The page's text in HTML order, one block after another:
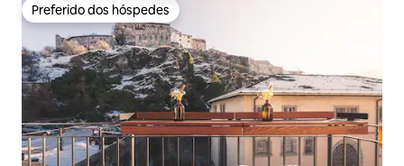
Preferido dos hóspedes
Preferido dos hóspedes